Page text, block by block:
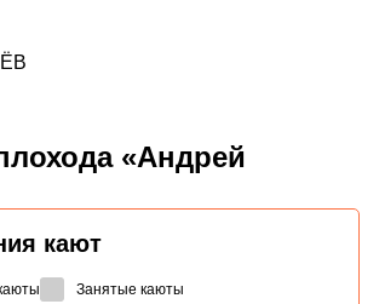
«Андрей
кают
Занятые каюты